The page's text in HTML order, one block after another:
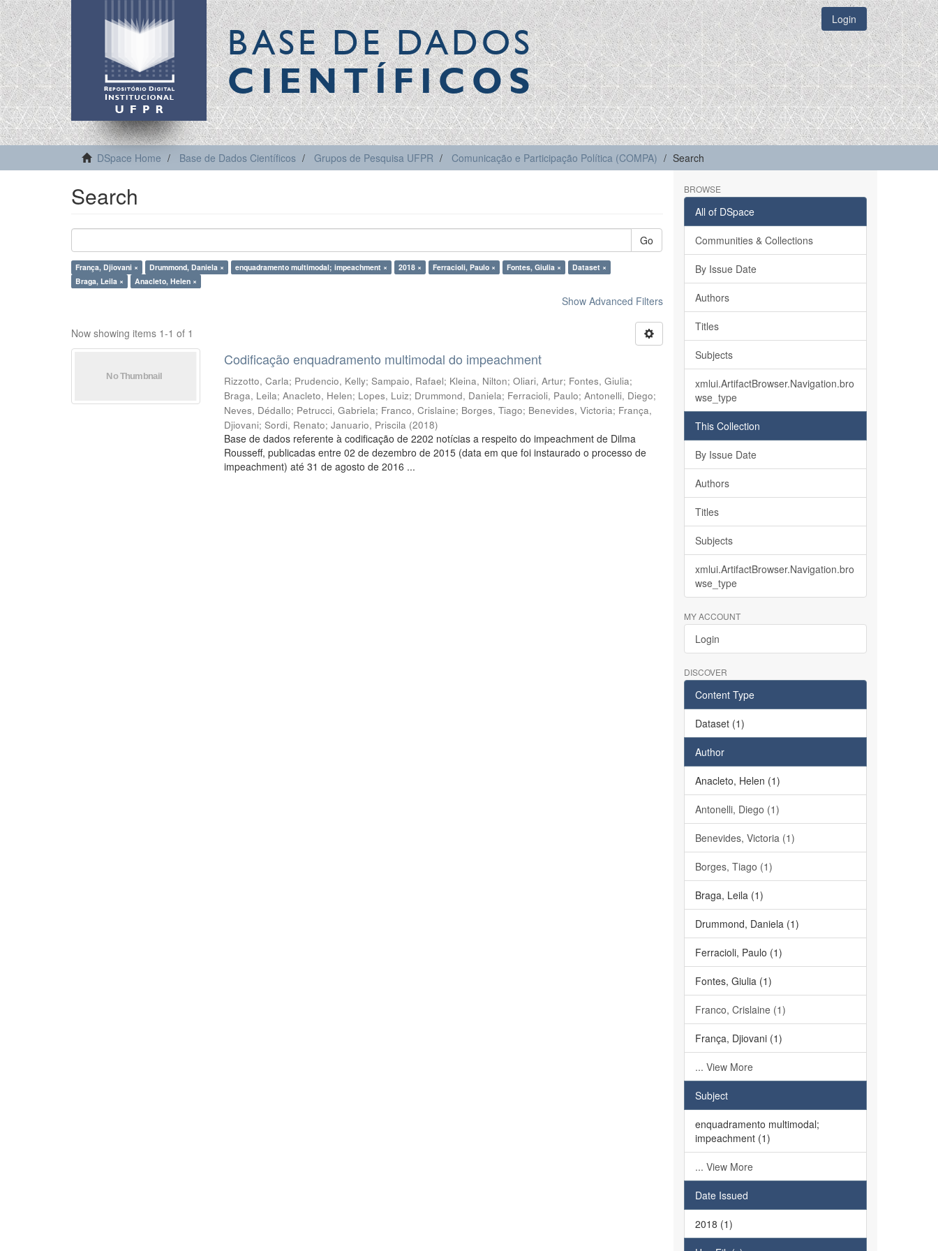
BASE DE DADOS
CIENTÍFICOS
Login
DSpace Home Base de Dados Científicos Grupos de Pesquisa UFPR Comunicação e Participação Política (COMPA) Search
Search
Go
França, Djiovani × Drummond, Daniela × enquadramento multimodal; impeachment × 2018 × Ferracioli, Paulo × Fontes, Giulia ×
Dataset ×
Braga, Leila ×
Anacleto, Helen ×
Show Advanced Filters
Now showing items 1-1 of 1
Codificação enquadramento multimodal do impeachment
Rizzotto, Carla; Prudencio, Kelly;Sampaio, Rafael; Kleina, Nilton;Oliari, Artur; Fontes, Giulia;
Braga, Leila;Anacleto, Helen; Lopes, Luiz; Drummond, Daniela; Ferracioli, Paulo;Antonelli, Diego;
Neves, Dédallo; Petrucci, Gabriela; Franco, Crislaine; Borges, Tiago; Benevides, Victoria; França,
Djiovani;Sordi, Renato;Januario, Priscila (2018)
Base de dados referente à codificação de 2202 notícias a respeito do impeachment de Dilma
Rousseff, publicadas entre 02 de dezembro de 2015 (data em que foi instaurado o processo de
impeachment) até 31 de agosto de 2016 ...
BROWSE
All of DSpace
Communities & Collections
By Issue Date
Authors
Titles
Subjects
xmlui.ArtifactBrowser.Navigation.bro
wse_type
This Collection
By Issue Date
Authors
Titles
Subjects
xmlui.ArtifactBrowser.Navigation.bro
wse_type
MY ACCOUNT
Login
DISCOVER
Content Type
Dataset (1)
Author
Anacleto, Helen (1)
Antonelli, Diego (1)
Benevides, Victoria (1)
Borges, Tiago (1)
Braga, Leila (1)
Drummond, Daniela (1)
Ferracioli, Paulo (1)
Fontes, Giulia (1)
Franco, Crislaine (1)
França, Djiovani (1)
... View More
Subject
enquadramento multimodal;
impeachment (1)
... View More
Date Issued
2018 (1)